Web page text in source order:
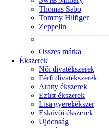
Thomas Sabo
Tommy Hilfiger
Zeppelin
Összes márka
Ékszerek
Női divatékszerek
Férfi divatékszerek
Arany ékszerek
Ezüst ékszerek
Lisa gyerekékszer
Esküvői ékszerek
Újdonság